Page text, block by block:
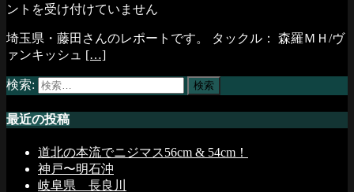
ントを受け付けていません
埼玉県・藤田さんのレポートです。 タックル： 森羅ＭＨ/ヴ
ァンキッシュ […]
検索:
最近の投稿
道北の本流でニジマス56cm & 54cm！
神戸〜明石沖
岐阜県 長良川